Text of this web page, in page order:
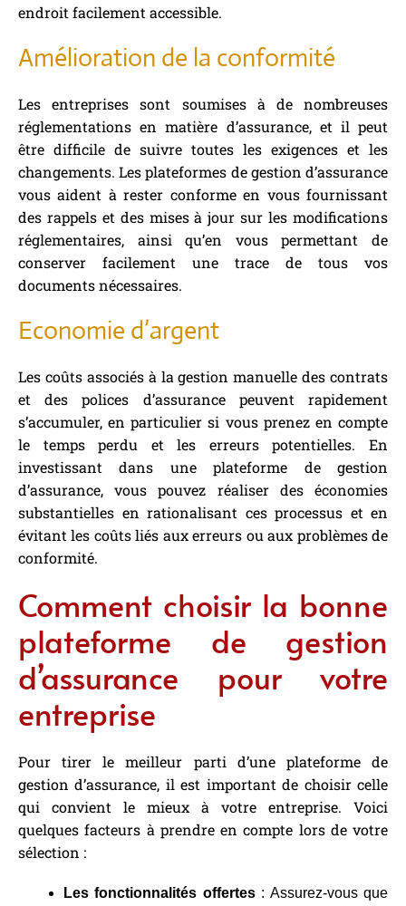
endroit facilement accessible.
Amélioration de la conformité
Les entreprises sont soumises à de nombreuses
réglementations en matière d’assurance, et il peut
être difficile de suivre toutes les exigences et les
changements. Les plateformes de gestion d’assurance
vous aident à rester conforme en vous fournissant
des rappels et des mises à jour sur les modifications
réglementaires, ainsi qu’en vous permettant de
conserver facilement une trace de tous vos
documents nécessaires.
Economie d’argent
Les coûts associés à la gestion manuelle des contrats
et des polices d’assurance peuvent rapidement
s’accumuler, en particulier si vous prenez en compte
le temps perdu et les erreurs potentielles. En
investissant dans une plateforme de gestion
d’assurance, vous pouvez réaliser des économies
substantielles en rationalisant ces processus et en
évitant les coûts liés aux erreurs ou aux problèmes de
conformité.
Comment choisir la bonne
plateforme de gestion
d’assurance pour votre
entreprise
Pour tirer le meilleur parti d’une plateforme de
gestion d’assurance, il est important de choisir celle
qui convient le mieux à votre entreprise. Voici
quelques facteurs à prendre en compte lors de votre
sélection :
Les fonctionnalités offertes: Assurez-vous que